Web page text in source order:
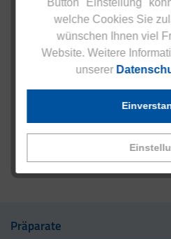
welche Cookies Sie
wünschen Ihnen viel
Website. Weitere
unserer
Präparate